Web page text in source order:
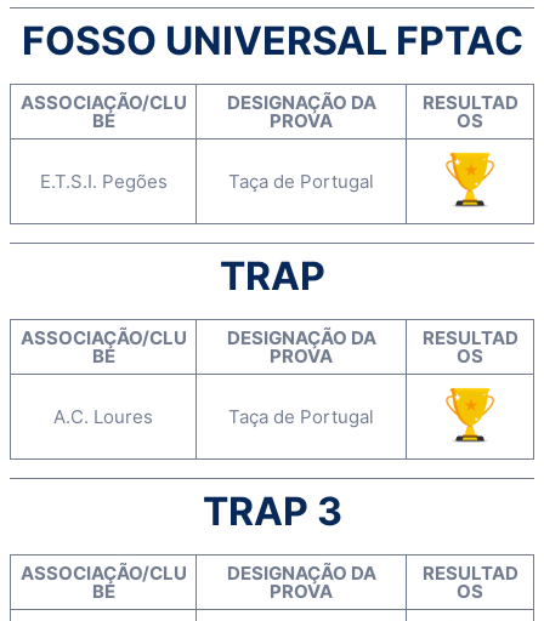
FOSSO UNIVERSAL FPTAC
ASSOCIAÇÃO/CLU
BE
DESIGNAÇÃO DA
PROVA
RESULTAD
OS
E.T.S.I. Pegões Taça de Portugal
TRAP
ASSOCIAÇÃO/CLU
BE
DESIGNAÇÃO DA
PROVA
RESULTAD
OS
A.C. Loures Taça de Portugal
TRAP 3
ASSOCIAÇÃO/CLU
BE
DESIGNAÇÃO DA
PROVA
RESULTAD
OS